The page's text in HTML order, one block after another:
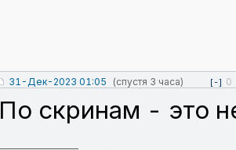
31-Дек-2023 01:05 (спустя 3 часа) [-] 0
По скринам - это